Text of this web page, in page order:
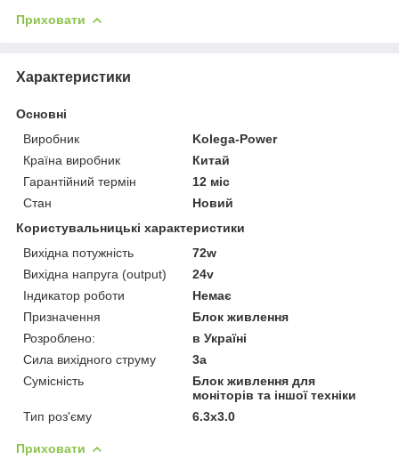
Приховати
Характеристики
Основні
Виробник
Kolega-Power
Країна виробник
Китай
Гарантійний термін
12 міс
Стан
Новий
Користувальницькі характеристики
Вихідна потужність
72w
Вихідна напруга (output)
24v
Індикатор роботи
Немає
Призначення
Блок живлення
Розроблено:
в Україні
Сила вихідного струму
3a
Сумісність
Блок живлення для
моніторів та іншої техніки
Тип роз'єму
6.3x3.0
Приховати